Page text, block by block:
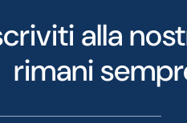
alla
rimani